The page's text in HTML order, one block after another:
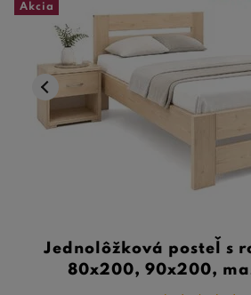
Akcia
Jednolôžková posteľ s
80x200, 90x200,